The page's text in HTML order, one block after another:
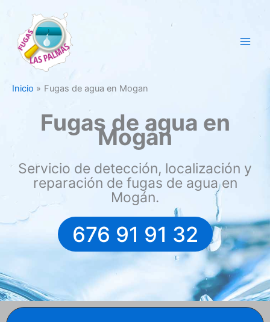
contenido
Inicio Fugas de agua en Mogan
Fugas de agua en
Mogán
Servicio de detección, localización y
reparación de fugas de agua en
Mogán.
676 91 91 32